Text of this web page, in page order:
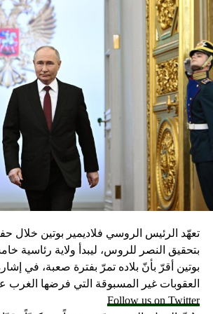
تعهّد الرئيس الروسي فلاديمير بوتين خلال
بتحقيق النصر للروس، ليبدأ ولاية رئاسية
بوتين أقرّ بأنّ بلاده تمرّ بفترة صعبة، في
العقوبات غير المسبوقة التي فرضها
Follow us on Twitter